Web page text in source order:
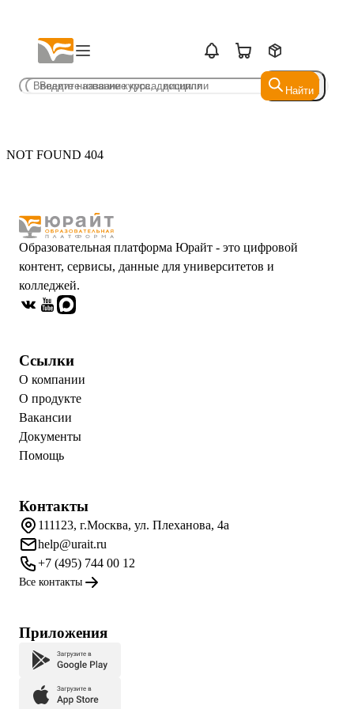
Найти
Найти
NOT FOUND 404
Образовательная платформа Юрайт - это цифровой
контент, сервисы, данные для университетов и
колледжей.
Ссылки
О компании
О продукте
Вакансии
Документы
Помощь
Контакты
111123, г.Москва, ул. Плеханова, 4а
help@urait.ru
+7 (495) 744 00 12
Все контакты
Приложения